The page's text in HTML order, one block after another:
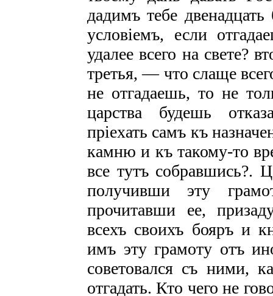
дадимъ тебе
условіемъ, если
удалее всего на свете?
третья, — что слаще
не отгадаешь, то не
царства будешь
пріехать самъ къ
камню и къ такому-то
все тутъ собравшись?.
получивши эту
прочитавши ее,
всехъ своихъ бояръ и
имъ эту грамоту отъ
советовался съ ними,
отгадать. Кто чего не